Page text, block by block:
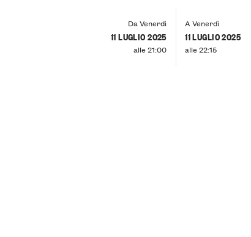
Da Venerdì
11 LUGLIO 2025
alle 21:00
A Venerdì
11 LUGLIO 2025
alle 22:15